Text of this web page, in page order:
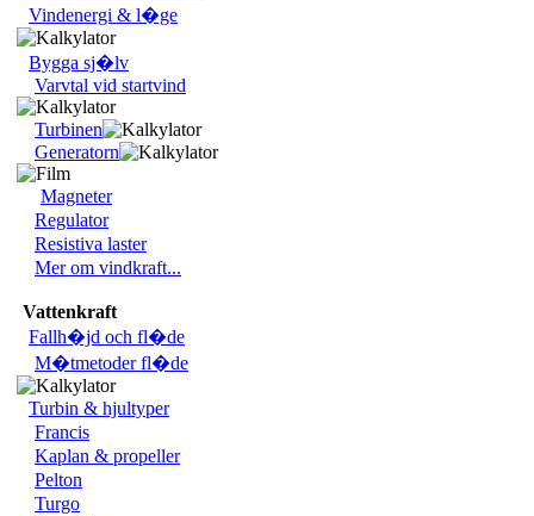
Vindenergi & l�ge
Bygga sj�lv
Varvtal vid startvind
Turbinen
Generatorn
Magneter
Regulator
Resistiva laster
Mer om vindkraft...
Vattenkraft
Fallh�jd och fl�de
M�tmetoder fl�de
Turbin & hjultyper
Francis
Kaplan & propeller
Pelton
Turgo